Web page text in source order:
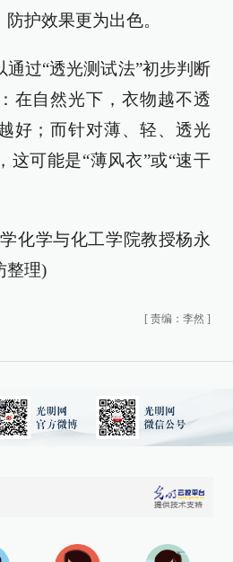
护效果更为出色。
过“透光测试法”初步判断
在自然光下，衣物越不透
好；而针对薄、轻、透光
这可能是“薄风衣”或“速干
化学与化工学院教授杨永
整理)
[ 责编：李然 ]